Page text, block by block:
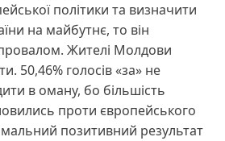
політики та визначити
на майбутнє, то він
Жителі Молдови
50,46% голосів «за» не
в оману, бо більшість
проти європейського
позитивний результат